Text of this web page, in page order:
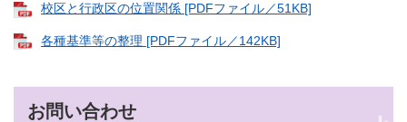
校区と行政区の位置関係 [PDFファイル／51KB]
各種基準等の整理 [PDFファイル／142KB]
お問い合わせ